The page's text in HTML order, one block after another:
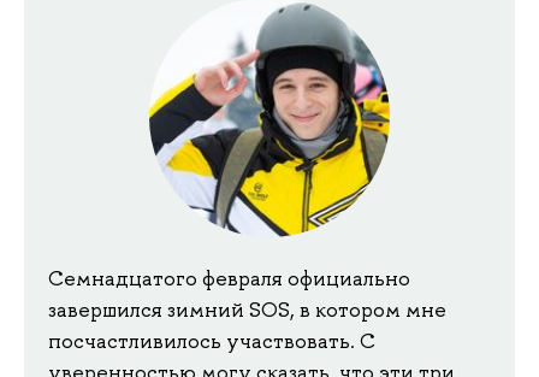
Семнадцатого февраля официально
завершился зимний SOS, в котором мне
посчастливилось участвовать. С